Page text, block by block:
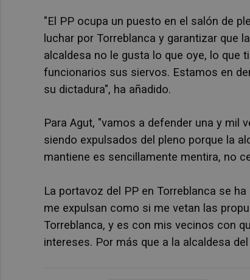
"El PP ocupa un puesto en el salón de
luchar por Torreblanca y garantizar que
alcaldesa no le gusta lo que oye, lo que
funcionarios sus siervos. Estamos en
su dictadura", ha añadido.
Para Agut, "vamos a defender una y mil
siendo expulsados del pleno porque la
mantiene es sencillamente mentira, no
La portavoz del PP en Torreblanca se
me expulsan como si me vetan las
Torreblanca, y es con mis vecinos con
intereses. Por más que a la alcaldesa